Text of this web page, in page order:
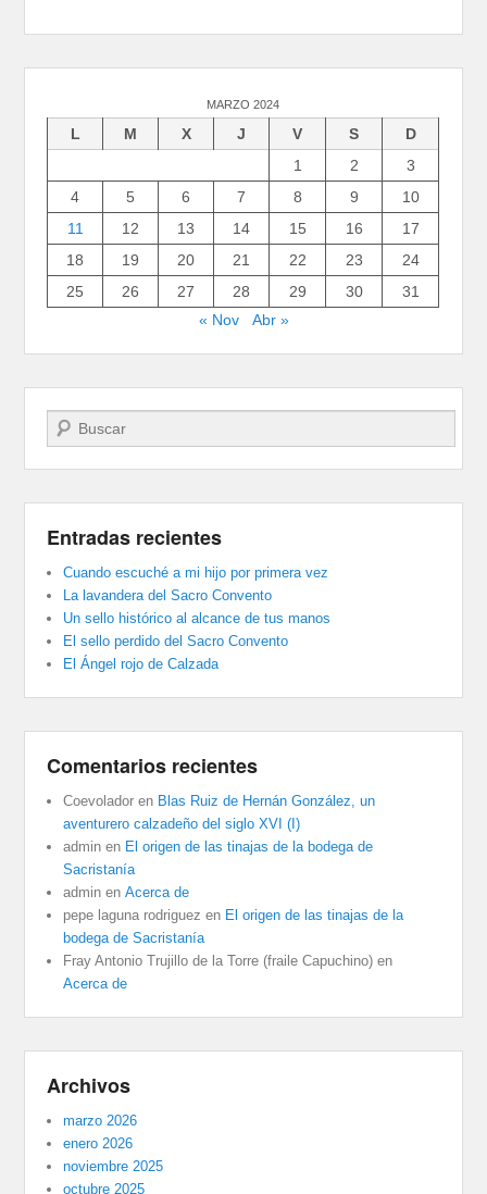
MARZO 2024
L M X J V S
D
1
2
3
4
5 6 7 8 9
10
11
12 13 14 15 16
17
18
19 20 21 22 23
24
25
26 27 28 29 30
31
« Nov
Abr »
Buscar
Entradas recientes
Cuando escuché a mi hijo por primera vez
La lavandera del Sacro Convento
Un sello histórico al alcance de tus manos
El sello perdido del Sacro Convento
El Ángel rojo de Calzada
Comentarios recientes
Coevolador en Blas Ruiz de Hernán González, un
aventurero calzadeño del siglo XVI (I)
admin en El origen de las tinajas de la bodega de
Sacristanía
admin enAcerca de
pepe laguna rodriguez en El origen de las tinajas de la
bodega de Sacristanía
Fray Antonio Trujillo de la Torre (fraile Capuchino) en
Acerca de
Archivos
marzo 2026
enero 2026
noviembre 2025
octubre 2025